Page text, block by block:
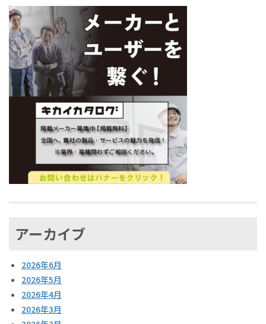
アーカイブ
2026年6月
2026年5月
2026年4月
2026年3月